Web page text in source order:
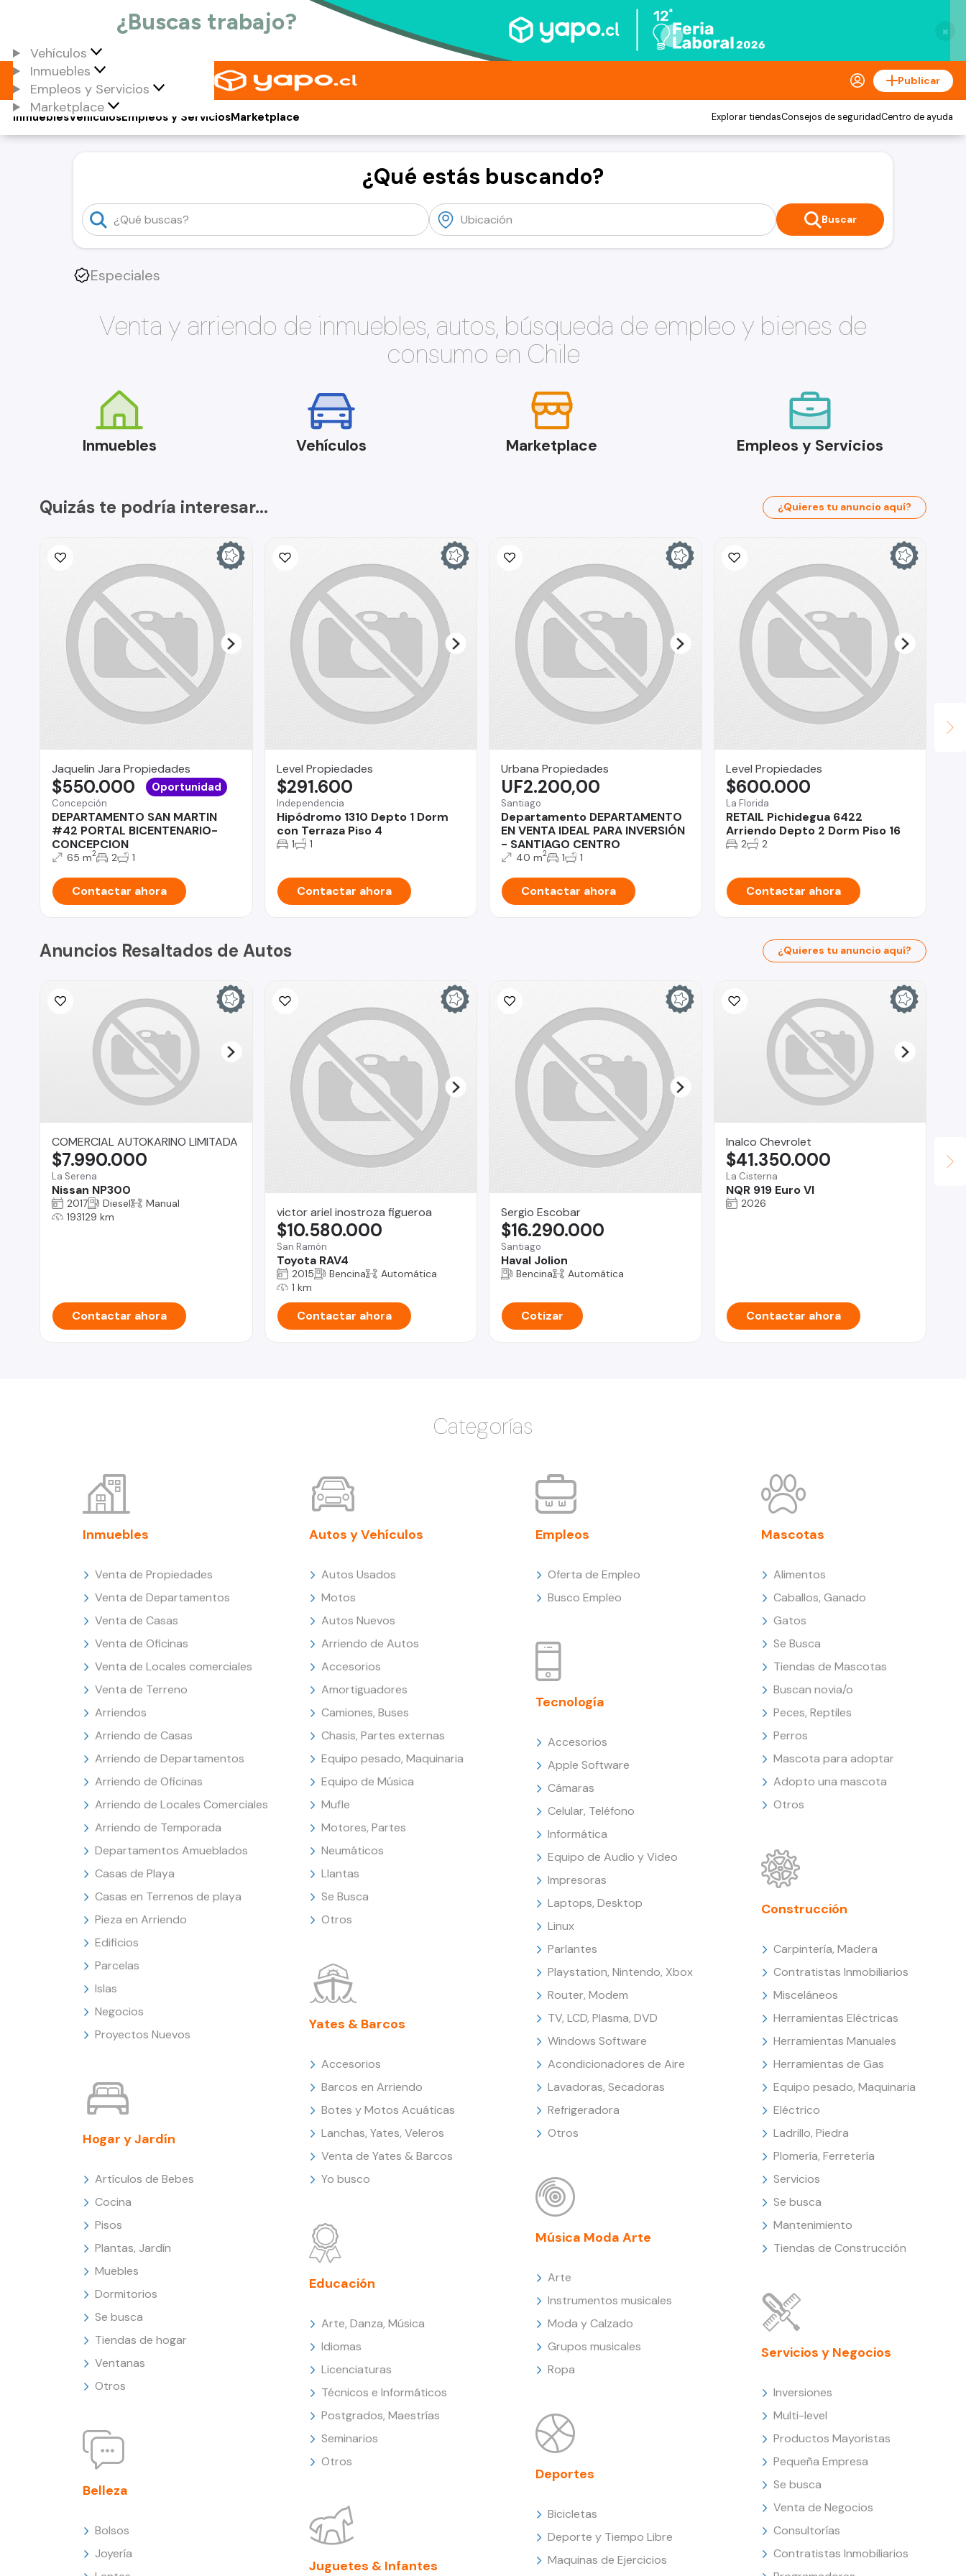
×
Vehículos
Inmuebles
Empleos y Servicios
Marketplace
Publicar
Vehículos
Inmuebles Empleos y ServiciosMarketplace Explorar tiendasConsejos de seguridadCentro de ayuda
¿Qué estás buscando?
Buscar
Especiales
Venta y arriendo de inmuebles, autos, búsqueda de empleo y bienes de
consumo en Chile
Inmuebles Vehículos Marketplace Empleos y Servicios
Quizás te podría interesar... ¿Quieres tu anuncio aquí?
Jaquelin Jara Propiedades
Concepción
DEPARTAMENTO SAN MARTIN
#42 PORTAL BICENTENARIO-
CONCEPCION
$550.000 Oportunidad
65 m2 2 1
Contactar ahora
Level Propiedades
Independencia
Hipódromo 1310 Depto 1 Dorm
con Terraza Piso 4
$291.600
1 1
Contactar ahora
Urbana Propiedades
Santiago
Departamento DEPARTAMENTO
EN VENTA IDEAL PARA INVERSIÓN
- SANTIAGO CENTRO
UF2.200,00
40 m2 1 1
Contactar ahora
Level Propiedades
La Florida
RETAIL Pichidegua 6422
Arriendo Depto 2 Dorm Piso 16
$600.000
2 2
Contactar ahora
Anuncios Resaltados de Autos ¿Quieres tu anuncio aquí?
COMERCIAL AUTOKARINO LIMITADA
La Serena
Nissan NP300
$7.990.000
2017 Diesel
Manual
193129 km
Contactar ahora
victor ariel inostroza figueroa
San Ramón
Toyota RAV4
$10.580.000
2015 Bencina
Automática
1 km
Contactar ahora
Sergio Escobar
Santiago
Haval Jolion
$16.290.000
Bencina Automática
Cotizar
Inalco Chevrolet
La Cisterna
NQR 919 Euro VI
$41.350.000
2026
Contactar ahora
Categorías
Inmuebles
Venta de Propiedades
Venta de Departamentos
Venta de Casas
Venta de Oficinas
Venta de Locales comerciales
Venta de Terreno
Arriendos
Arriendo de Casas
Arriendo de Departamentos
Arriendo de Oficinas
Arriendo de Locales Comerciales
Arriendo de Temporada
Departamentos Amueblados
Casas de Playa
Casas en Terrenos de playa
Pieza en Arriendo
Edificios
Parcelas
Islas
Negocios
Proyectos Nuevos
Hogar y Jardín
Artículos de Bebes
Cocina
Pisos
Plantas, Jardín
Muebles
Dormitorios
Se busca
Tiendas de hogar
Ventanas
Otros
Belleza
Bolsos
Joyería
Autos y Vehículos
Autos Usados
Motos
Autos Nuevos
Arriendo de Autos
Accesorios
Amortiguadores
Camiones, Buses
Chasis, Partes externas
Equipo pesado, Maquinaria
Equipo de Música
Mufle
Motores, Partes
Neumáticos
Llantas
Se Busca
Otros
Yates & Barcos
Accesorios
Barcos en Arriendo
Botes y Motos Acuáticas
Lanchas, Yates, Veleros
Venta de Yates & Barcos
Yo busco
Educación
Arte, Danza, Música
Idiomas
Licenciaturas
Técnicos e Informáticos
Postgrados, Maestrías
Seminarios
Otros
Juguetes & Infantes
Empleos
Oferta de Empleo
Busco Empleo
Tecnología
Accesorios
Apple Software
Cámaras
Celular, Teléfono
Informática
Equipo de Audio y Video
Impresoras
Laptops, Desktop
Linux
Parlantes
Playstation, Nintendo, Xbox
Router, Modem
TV, LCD, Plasma, DVD
Windows Software
Acondicionadores de Aire
Lavadoras, Secadoras
Refrigeradora
Otros
Música Moda Arte
Arte
Instrumentos musicales
Moda y Calzado
Grupos musicales
Ropa
Deportes
Bicicletas
Deporte y Tiempo Libre
Maquinas de Ejercicios
Mascotas
Alimentos
Caballos, Ganado
Gatos
Se Busca
Tiendas de Mascotas
Buscan novia/o
Peces, Reptiles
Perros
Mascota para adoptar
Adopto una mascota
Otros
Construcción
Carpintería, Madera
Contratistas Inmobiliarios
Misceláneos
Herramientas Eléctricas
Herramientas Manuales
Herramientas de Gas
Equipo pesado, Maquinaria
Eléctrico
Ladrillo, Piedra
Plomería, Ferretería
Servicios
Se busca
Mantenimiento
Tiendas de Construcción
Servicios y Negocios
Inversiones
Multi-level
Productos Mayoristas
Pequeña Empresa
Se busca
Venta de Negocios
Consultorías
Contratistas Inmobiliarios